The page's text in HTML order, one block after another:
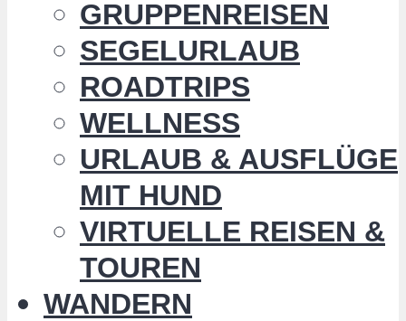
GRUPPENREISEN
SEGELURLAUB
ROADTRIPS
WELLNESS
URLAUB & AUSFLÜGE
MIT HUND
VIRTUELLE REISEN &
TOUREN
WANDERN